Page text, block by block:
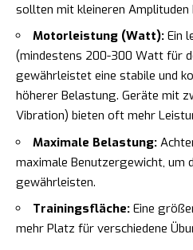
sollten mit kleineren Amplituden
Motorleistung (Watt): Ein
(mindestens 200-300 Watt für
gewährleistet eine stabile und
höherer Belastung. Geräte mit
Vibration) bieten oft mehr
Maximale Belastung:
maximale Benutzergewicht, um
gewährleisten.
Trainingsfläche: Eine
mehr Platz für verschiedene